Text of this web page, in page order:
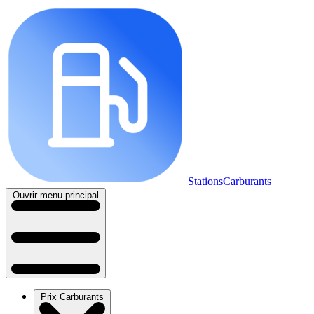
StationsCarburants
Ouvrir menu principal
Prix Carburants